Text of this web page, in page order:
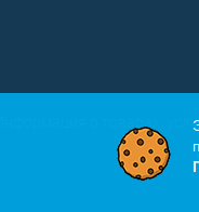
Информация о товарах,